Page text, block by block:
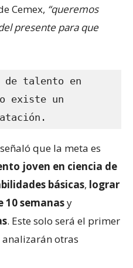
Cemex, “queremos
presente para que
de talento en
existe un
que la meta es
joven en ciencia de
básicas, lograr
semanasy
. Este solo será el primer
otras